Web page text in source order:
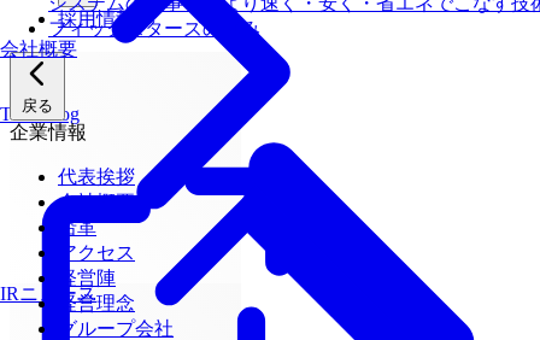
Tech Blog
IRニュース
採用情報
戻る
企業情報
代表挨拶
会社概要
沿革
アクセス
経営陣
経営理念
グループ会社
会社概要
フィックスターズの​強み